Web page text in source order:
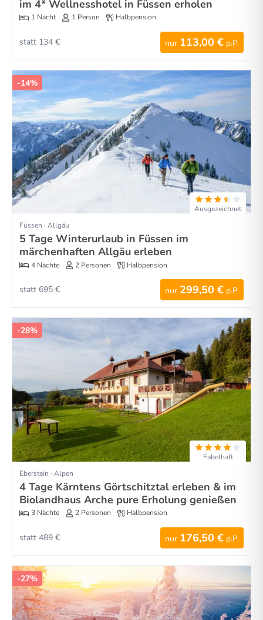
im 4* Wellnesshotel in Füssen erholen
1 Nacht 1 Person Halbpension
nur 113,00 € p.P.
statt 134 €
-14%
Ausgezeichnet
Füssen · Allgäu
5 Tage Winterurlaub in Füssen im
märchenhaften Allgäu erleben
4 Nächte 2 Personen Halbpension
nur 299,50 € p.P.
statt 695 €
-28%
Fabelhaft
Eberstein · Alpen
4 Tage Kärntens Görtschitztal erleben & im
Biolandhaus Arche pure Erholung genießen
3 Nächte 2 Personen Halbpension
nur 176,50 € p.P.
statt 489 €
-27%